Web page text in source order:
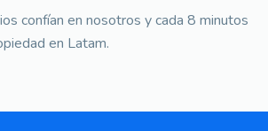
confían en nosotros y cada 8 minutos
en Latam.